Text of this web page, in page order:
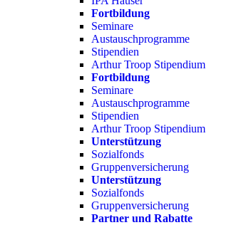
Fortbildung
Seminare
Austauschprogramme
Stipendien
Arthur Troop Stipendium
Fortbildung
Seminare
Austauschprogramme
Stipendien
Arthur Troop Stipendium
Unterstützung
Sozialfonds
Gruppenversicherung
Unterstützung
Sozialfonds
Gruppenversicherung
Partner und Rabatte